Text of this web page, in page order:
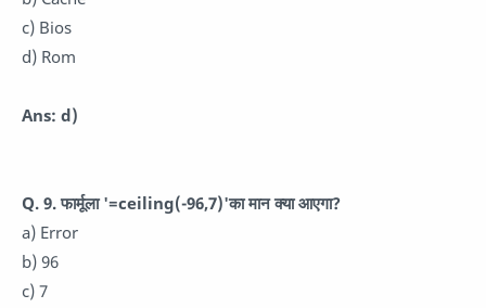
c) Bios
d) Rom
Ans: d)
Q. 9. फार्मूला '=ceiling(-96,7)'का मान क्या आएगा?
a) Error
b) 96
c) 7